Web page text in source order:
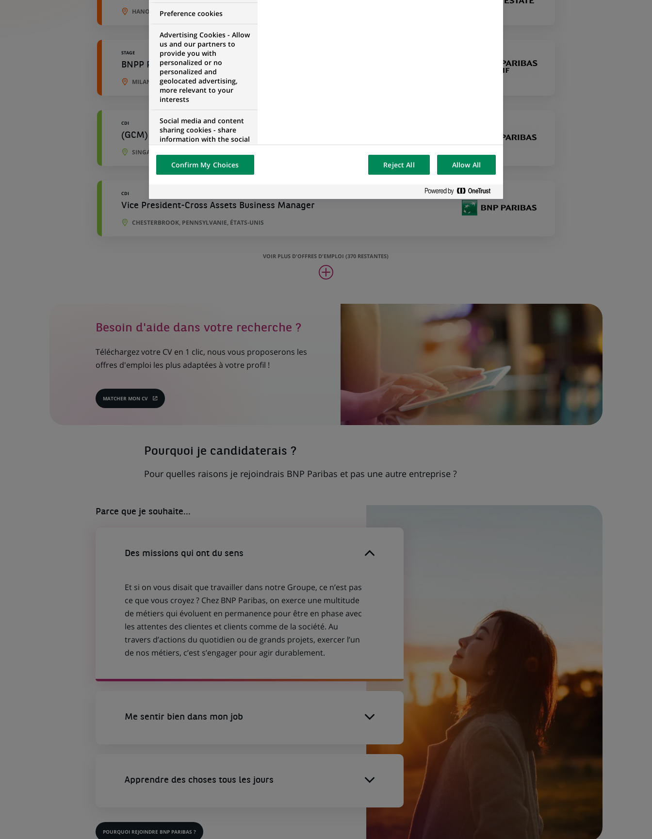
HANOVRE, BASSE-SAXE, ALLEMAGNE
STAGE
BNPP Paribas Cardif Vita – Addetto Treasury (stage)
MILAN, LOMBARDIE, ITALIE
CDI
(GCM) - Loan Capital Markets - Debt Markets
SINGAPOUR, SINGAPOUR
CDI
Vice President-Cross Assets Business Manager
CHESTERBROOK, PENNSYLVANIE, ÉTATS-UNIS
VOIR PLUS D'OFFRES D'EMPLOI (370 RESTANTES)
Besoin d'aide dans votre recherche ?
Téléchargez votre CV en 1 clic, nous vous proposerons les
offres d'emploi les plus adaptées à votre profil !
MATCHER MON CV
(CE
Pourquoi je candidaterais ?
Pour quelles raisons je rejoindrais BNP Paribas et pas une autre entreprise ?
Parce que je souhaite...
Des missions qui ont du sens
Et si on vous disait que travailler dans notre Groupe, ce n’est pas
ce que vous croyez ? Chez BNP Paribas, on exerce une multitude
de métiers qui évoluent en permanence pour être en phase avec
les attentes des clientes et clients comme de la société. Au
travers d’actions du quotidien ou de grands projets, exercer l’un
de nos métiers, c’est s’engager pour agir durablement.
Me sentir bien dans mon job
Apprendre des choses tous les jours
POURQUOI REJOINDRE BNP PARIBAS ?
Preference cookies
Advertising Cookies - Allow
us and our partners to
provide you with
personalized or no
personalized and
geolocated advertising,
more relevant to your
interests
Social media and content
sharing cookies - share
information with the social
networks and propose the
visualization on our website
of the content hosted on a
external website.
Confirm My Choices Reject All Allow All